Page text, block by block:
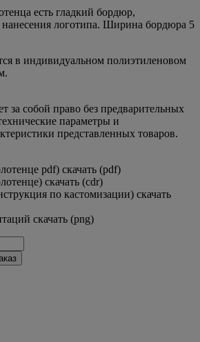
есть гладкий бордюр,
нанесения логотипа. Ширина бордюра 5
в индивидуальном полиэтиленовом
за собой право без предварительных
параметры и
представленных товаров.
pdf) скачать (pdf)
скачать (cdr)
по кастомизации) скачать
скачать (png)